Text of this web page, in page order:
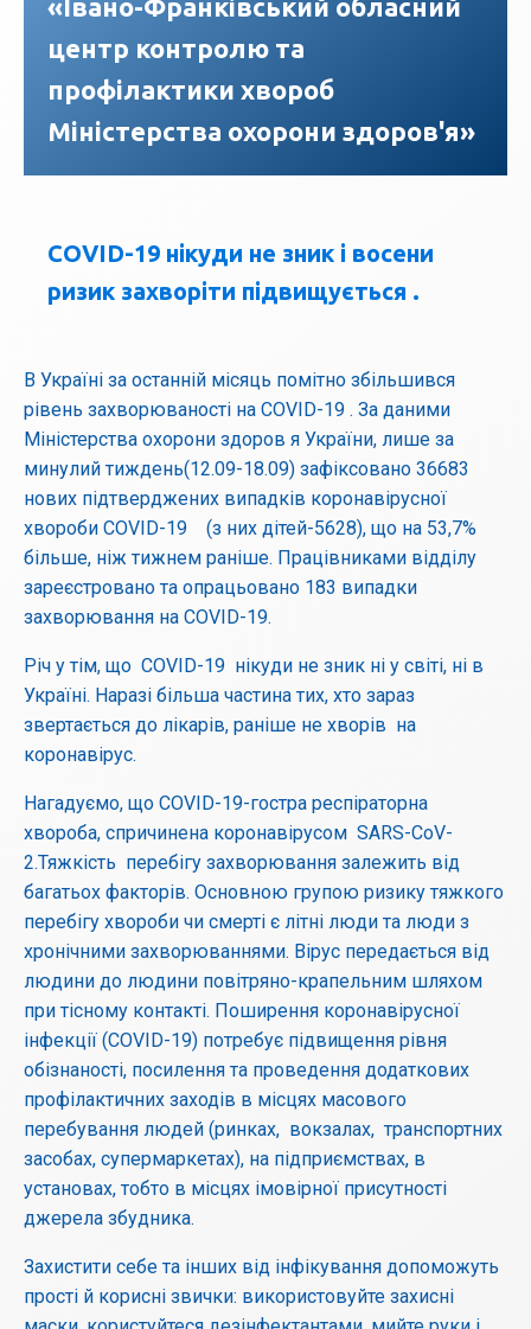
«Івано-Франківський обласний
центр контролю та
профілактики хвороб
Міністерства охорони здоров'я»
COVID-19 нікуди не зник і восени
ризик захворіти підвищується .
В Україні за останній місяць помітно збільшився
рівень захворюваності на COVID-19 . За даними
Міністерства охорони здоров я України, лише за
минулий тиждень(12.09-18.09) зафіксовано 36683
нових підтверджених випадків коронавірусної
хвороби COVID-19 (з них дітей-5628), що на 53,7%
більше, ніж тижнем раніше. Працівниками відділу
зареєстровано та опрацьовано 183 випадки
захворювання на COVID-19.
Річ у тім, що COVID-19 нікуди не зник ні у світі, ні в
Україні. Наразі більша частина тих, хто зараз
звертається до лікарів, раніше не хворів на
коронавірус.
Нагадуємо, що COVID-19-гостра респіраторна
хвороба, спричинена коронавірусом SARS-CoV-
2.Тяжкість перебігу захворювання залежить від
багатьох факторів. Основною групою ризику тяжкого
перебігу хвороби чи смерті є літні люди та люди з
хронічними захворюваннями. Вірус передається від
людини до людини повітряно-крапельним шляхом
при тісному контакті. Поширення коронавірусної
інфекції (COVID-19) потребує підвищення рівня
обізнаності, посилення та проведення додаткових
профілактичних заходів в місцях масового
перебування людей (ринках, вокзалах, транспортних
засобах, супермаркетах), на підприємствах, в
установах, тобто в місцях імовірної присутності
джерела збудника.
Захистити себе та інших від інфікування допоможуть
прості й корисні звички: використовуйте захисні